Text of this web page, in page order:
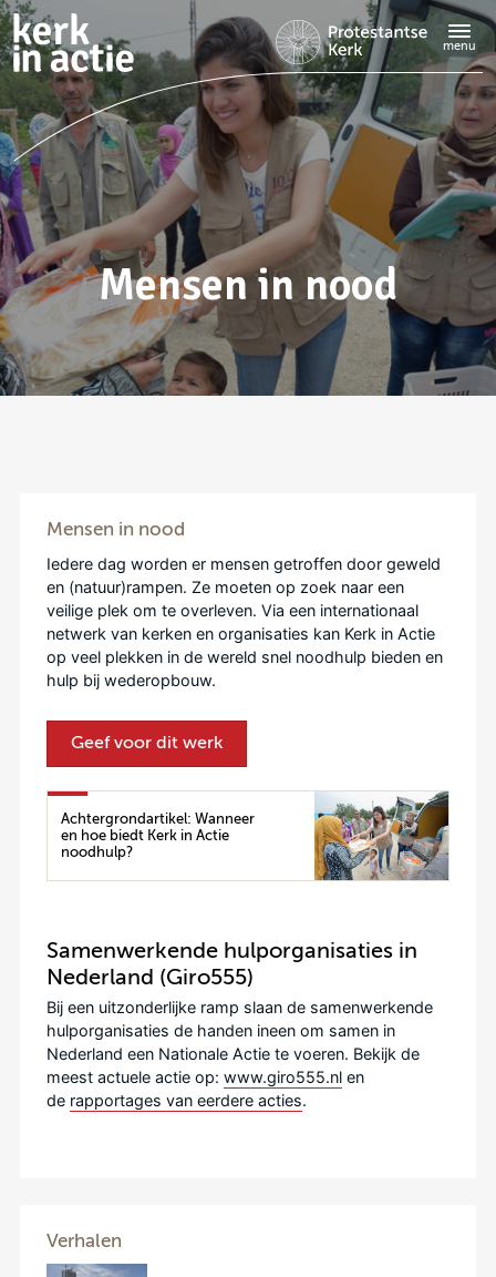
Doorgaan
naar
hoofdinhoud
menu
Mensen in nood
Mensen in nood
Iedere dag worden er mensen getroffen door geweld
en (natuur)rampen. Ze moeten op zoek naar een
veilige plek om te overleven. Via een internationaal
netwerk van kerken en organisaties kan Kerk in Actie
op veel plekken in de wereld snel noodhulp bieden en
hulp bij wederopbouw.
Geef voor dit werk
Achtergrondartikel: Wanneer
en hoe biedt Kerk in Actie
noodhulp?
Samenwerkende hulporganisaties in
Nederland (Giro555)
Bij een uitzonderlijke ramp slaan de samenwerkende
hulporganisaties de handen ineen om samen in
Nederland een Nationale Actie te voeren. Bekijk de
meest actuele actie op: www.giro555.nl en
de rapportages van eerdere acties.
Verhalen